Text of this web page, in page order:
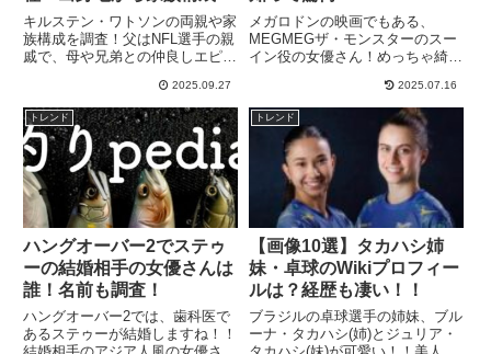
で調査！
キルステン・ワトソンの両親や家
族構成を調査！父はNFL選手の親
戚で、母や兄弟との仲良しエピソ
といったルーツについても詳しく
解説します。
2025.09.27
メガロドンの映画でもある、
MEGMEGザ・モンスターのスー
イン役の女優さん！めっちゃ綺麗
問に思って調べてみたら、中国の
女優さんでした！！李冰冰(リ
ー・ビンビン)さんという女優さ
ん！！個人的には超、タイプの女
性！...
2025.07.16
トレンド
ハングオーバー2でステゥ
ーの結婚相手の女優さんは
誰！名前も調査！
ハングオーバー2では、歯科医で
あるステゥーが結婚しますね！！
トレンド
【画像10選】タカハシ姉
妹・卓球のWikiプロフィー
ルは？経歴も凄い！！
ブラジルの卓球選手の姉妹、ブル
ーナ・タカハシ(姉)とジュリア・